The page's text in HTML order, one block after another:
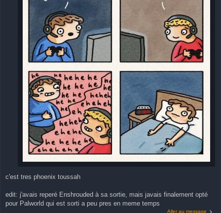
c'est tres phoenix toussah
edit: j'avais reperé Enshrouded à sa sortie, mais javais finalement opté
pour Palworld qui est sorti a peu pres en meme temps
Aller au message